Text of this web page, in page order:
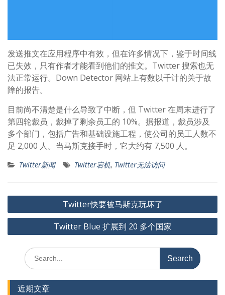
发送推文在应用程序中有效，但在许多情况下，鉴于时间线
已失效，只有作者才能看到他们的推文。Twitter 搜索也无
法正常运行。Down Detector 网站上有数以千计的关于故
障的报告。
目前尚不清楚是什么导致了中断，但 Twitter 在周末进行了
第四轮裁员，裁掉了剩余员工的 10%。据报道，裁员涉及
多个部门，包括广告和基础设施工程，使公司的员工人数不
足 2,000 人。当马斯克接手时，它大约有 7,500 人。
Twitter新闻 Twitter宕机, Twitter无法访问
文
章
Twitter快要被马斯克玩坏了
Twitter Blue 扩展到 20 多个国家
Search
for:
近期文章